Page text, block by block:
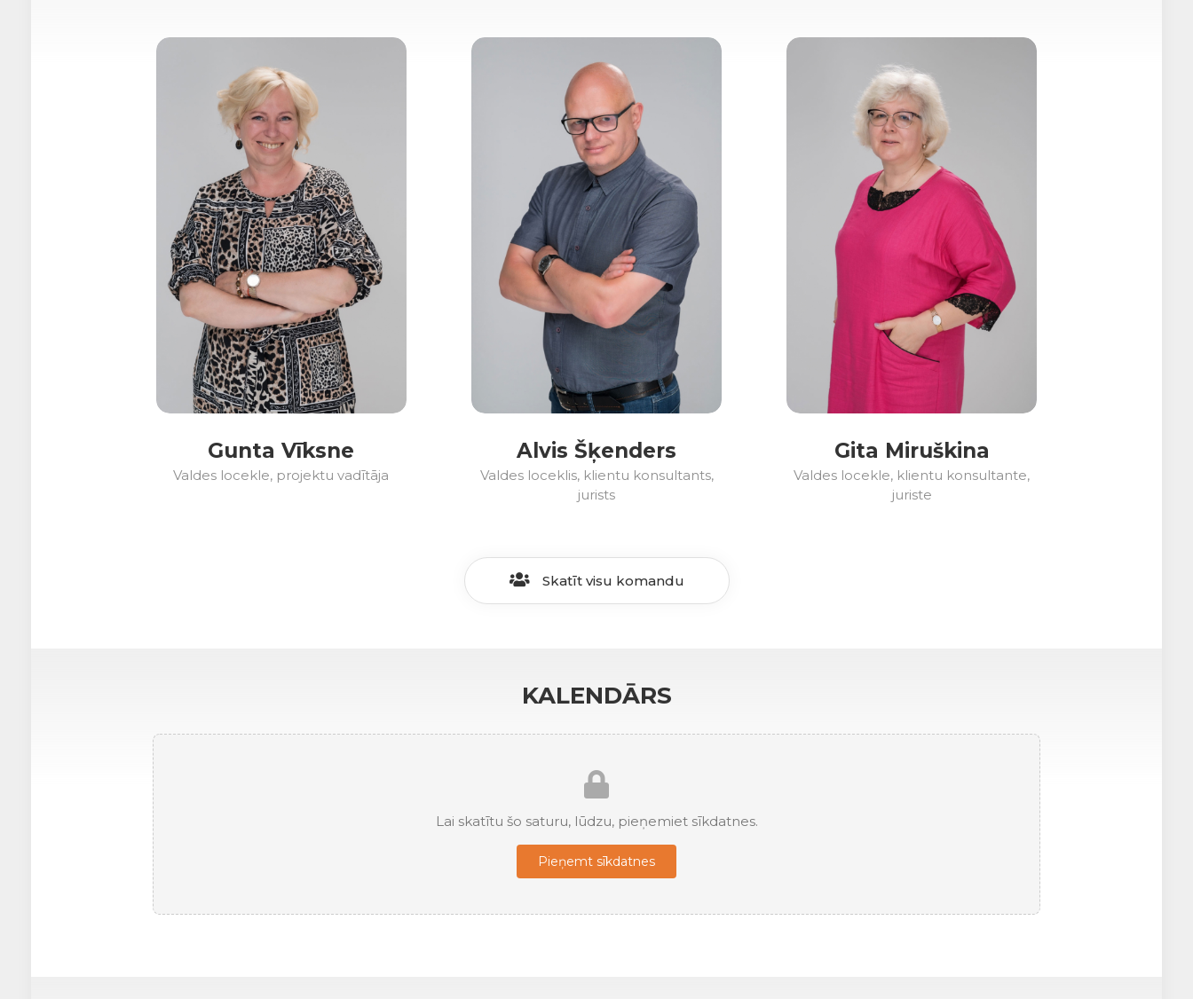
Gunta Vīksne
Valdes locekle, projektu vadītāja
Alvis Šķenders
Valdes loceklis, klientu konsultants,
jurists
Gita Miruškina
Valdes locekle, klientu konsultante,
juriste
Skatīt visu komandu
KALENDĀRS
Lai skatītu šo saturu, lūdzu, pieņemiet sīkdatnes.
Pieņemt sīkdatnes